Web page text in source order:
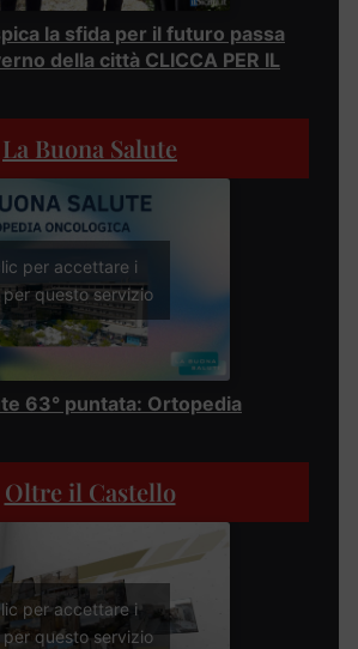
la sfida per il futuro passa
della città CLICCA PER IL
La Buona Salute
per accettare i
per questo servizio
63° puntata: Ortopedia
Oltre il Castello
per accettare i
per questo servizio